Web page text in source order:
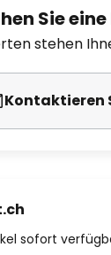
Sie
stehen
Kontaktieren
sofort